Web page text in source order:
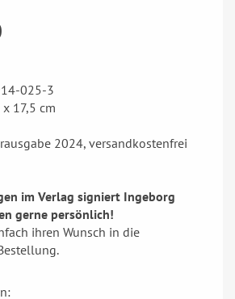
025-­3
17,5 cm
2024, versandkostenfrei
im Verlag signiert Ingeborg
gerne persönlich!
ihren Wunsch in die